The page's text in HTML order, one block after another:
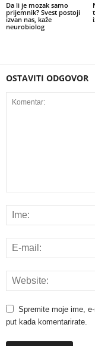
Da li je mozak samo
prijemnik? Svest postoji
izvan nas, kaže
neurobiolog
OSTAVITI ODGOVOR
Spremite moje ime,
put kada komentarirate.